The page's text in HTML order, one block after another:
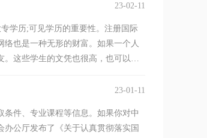
23-02-11
学历;可见学历的重要性。注册国际
也是一种无形的财富。如果一个人
这些学生的文凭也很高，也可以帮
23-01-11
件、专业课程等信息。如果你对中
公厅发布了《关于认真贯彻落实国